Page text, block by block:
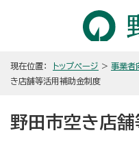
現在位置： トップページ > 事業者
き店舗等活用補助金制度
野田市空き店